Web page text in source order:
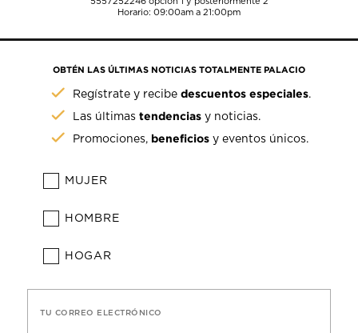
Horario: 09:00am a 21:00pm
OBTÉN LAS ÚLTIMAS NOTICIAS TOTALMENTE PALACIO
Regístrate y recibedescuentos especiales.
Las últimastendencias y noticias.
Promociones, beneficios y eventos únicos.
MUJER
HOMBRE
HOGAR
TU CORREO ELECTRÓNICO